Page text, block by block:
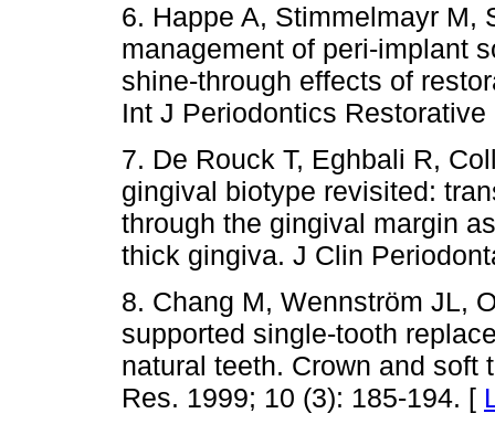
6. Happe A, Stimmelmayr M,
management of peri-implant
shine-through effects of
Int J Periodontics
7. De Rouck T, Eghbali R,
gingival biotype revisited:
through the gingival margin
thick gingiva. J Clin
8. Chang M, Wennström JL,
supported single-tooth
natural teeth. Crown and
Res. 1999; 10 (3): 185-194. [